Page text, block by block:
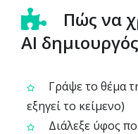
Πώς να
AI
Γράψε το θέμα
εξηγεί το κείμενο)
Διάλεξε ύφος